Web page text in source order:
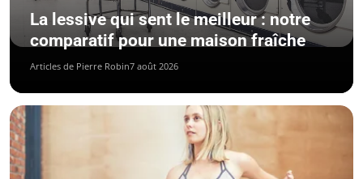
La lessive qui sent le meilleur : notre
comparatif pour une maison fraîche
Articles de Pierre Robin7 août 2026